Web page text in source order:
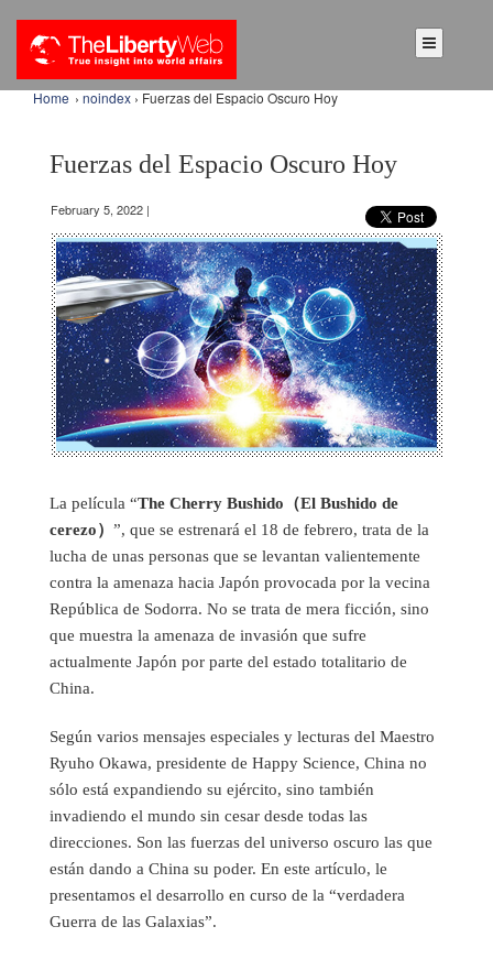
Home › noindex › Fuerzas del Espacio Oscuro Hoy
Fuerzas del Espacio Oscuro Hoy
February 5, 2022 |
La película “The Cherry Bushido（El Bushido de
cerezo） ”, que se estrenará el 18 de febrero, trata de la
lucha de unas personas que se levantan valientemente
contra la amenaza hacia Japón provocada por la vecina
República de Sodorra. No se trata de mera ficción, sino
que muestra la amenaza de invasión que sufre
actualmente Japón por parte del estado totalitario de
China.
Según varios mensajes especiales y lecturas del Maestro
Ryuho Okawa, presidente de Happy Science, China no
sólo está expandiendo su ejército, sino también
invadiendo el mundo sin cesar desde todas las
direcciones. Son las fuerzas del universo oscuro las que
están dando a China su poder. En este artículo, le
presentamos el desarrollo en curso de la “verdadera
Guerra de las Galaxias”.